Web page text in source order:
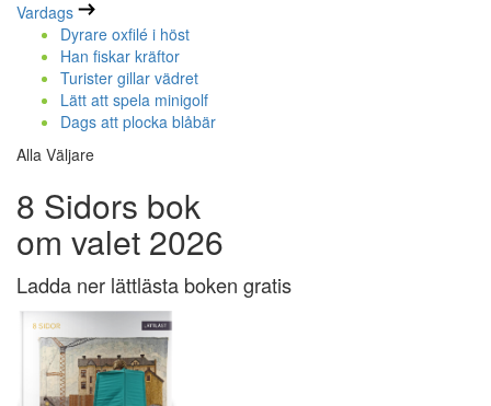
Vardags
Dyrare oxfilé i höst
Han fiskar kräftor
Turister gillar vädret
Lätt att spela minigolf
Dags att plocka blåbär
Alla Väljare
8 Sidors bok
om valet 2026
Ladda ner lättlästa boken gratis